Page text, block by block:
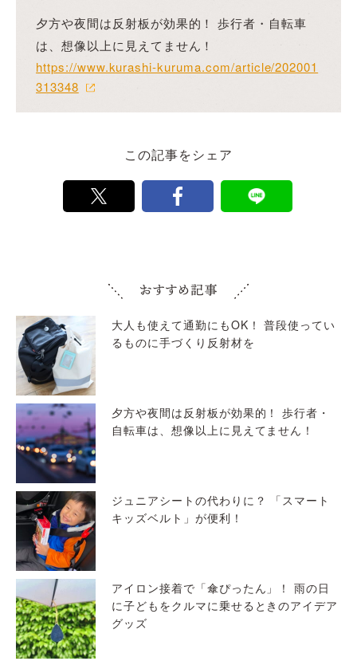
夕方や夜間は反射板が効果的！ 歩行者・自転車
は、想像以上に見えてません！
https://www.kurashi-kuruma.com/article/202001
313348
この記事をシェア
大人も使えて通勤にもOK！ 普段使ってい
るものに手づくり反射材を
夕方や夜間は反射板が効果的！ 歩行者・
自転車は、想像以上に見えてません！
ジュニアシートの代わりに？ 「スマート
キッズベルト」が便利！
アイロン接着で「傘ぴったん」！ 雨の日
に子どもをクルマに乗せるときのアイデア
グッズ